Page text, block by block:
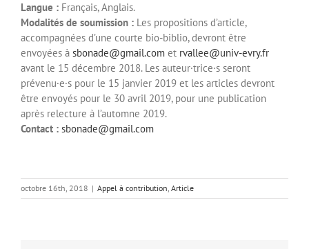
Langue : Français, Anglais.
Modalités de soumission : Les propositions d’article,
accompagnées d’une courte bio-biblio, devront être
envoyées à sbonade@gmail.com et rvallee@univ-evry.fr
avant le 15 décembre 2018. Les auteur∙trice∙s seront
prévenu∙e∙s pour le 15 janvier 2019 et les articles devront
être envoyés pour le 30 avril 2019, pour une publication
après relecture à l’automne 2019.
Contact : sbonade@gmail.com
octobre 16th, 2018 | Appel à contribution, Article